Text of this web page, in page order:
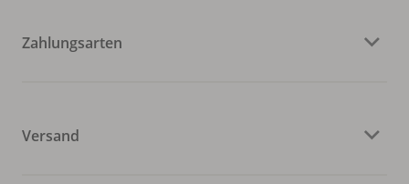
Zahlungsarten
Versand